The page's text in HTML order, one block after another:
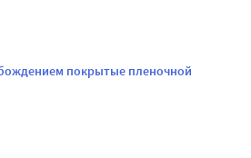
покрытые пленочной